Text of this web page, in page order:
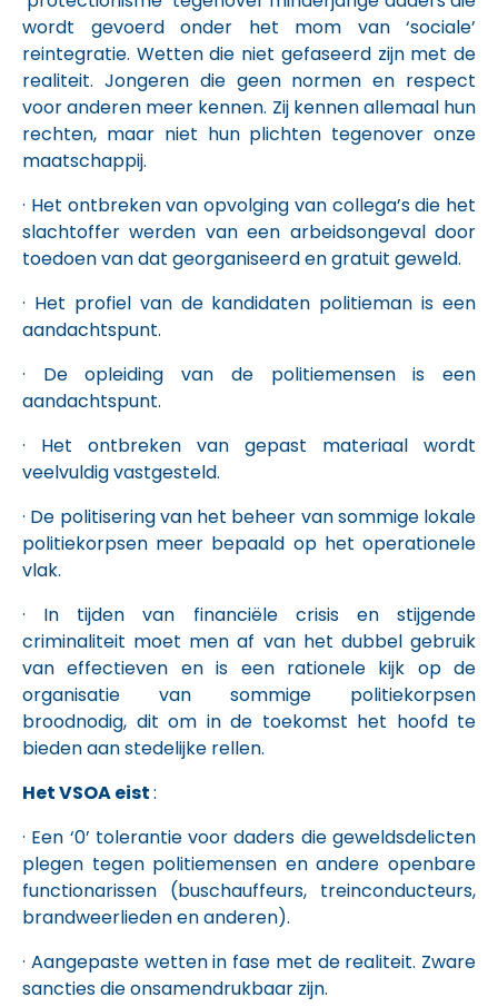
wordt gevoerd onder het mom van ‘sociale’
reintegratie. Wetten die niet gefaseerd zijn met de
realiteit. Jongeren die geen normen en respect
voor anderen meer kennen. Zij kennen allemaal hun
rechten, maar niet hun plichten tegenover onze
maatschappij.
· Het ontbreken van opvolging van collega’s die het
slachtoffer werden van een arbeidsongeval door
toedoen van dat georganiseerd en gratuit geweld.
· Het profiel van de kandidaten politieman is een
aandachtspunt.
· De opleiding van de politiemensen is een
aandachtspunt.
· Het ontbreken van gepast materiaal wordt
veelvuldig vastgesteld.
· De politisering van het beheer van sommige lokale
politiekorpsen meer bepaald op het operationele
vlak.
· In tijden van financiële crisis en stijgende
criminaliteit moet men af van het dubbel gebruik
van effectieven en is een rationele kijk op de
organisatie van sommige politiekorpsen
broodnodig, dit om in de toekomst het hoofd te
bieden aan stedelijke rellen.
Het VSOA eist:
· Een ‘0’ tolerantie voor daders die geweldsdelicten
plegen tegen politiemensen en andere openbare
functionarissen (buschauffeurs, treinconducteurs,
brandweerlieden en anderen).
· Aangepaste wetten in fase met de realiteit. Zware
sancties die onsamendrukbaar zijn.